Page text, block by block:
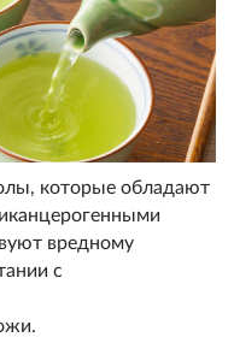
которые обладают
вредному
с